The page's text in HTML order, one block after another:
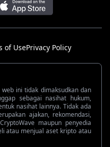
of UsePrivacy Policy
ini tidak dimaksudkan dan
sebagai nasihat hukum,
nasihat lainnya. Tidak ada
ajakan, rekomendasi,
maupun penyedia
atau menjual aset kripto atau